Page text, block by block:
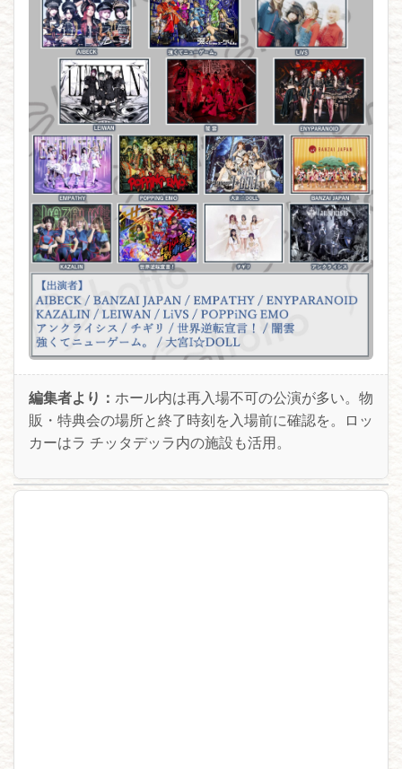
編集者より： ホール内は再入場不可の公演が多い。物
販・特典会の場所と終了時刻を入場前に確認を。ロッ
カーはラ チッタデッラ内の施設も活用。